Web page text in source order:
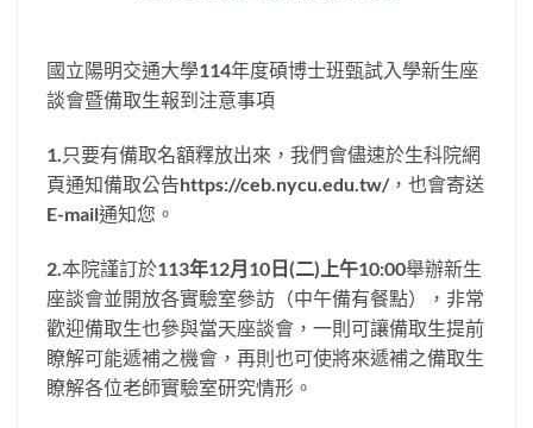
國立陽明交通大學114年度碩博士班甄試入學新生座
談會暨備取生報到注意事項
1.只要有備取名額釋放出來，我們會儘速於生科院網
頁通知備取公告https://ceb.nycu.edu.tw/，也會寄送
E-mail通知您。
2.本院謹訂於113年12月10日(二)上午10:00舉辦新生
座談會並開放各實驗室參訪（中午備有餐點），非常
歡迎備取生也參與當天座談會，一則可讓備取生提前
瞭解可能遞補之機會，再則也可使將來遞補之備取生
瞭解各位老師實驗室研究情形。